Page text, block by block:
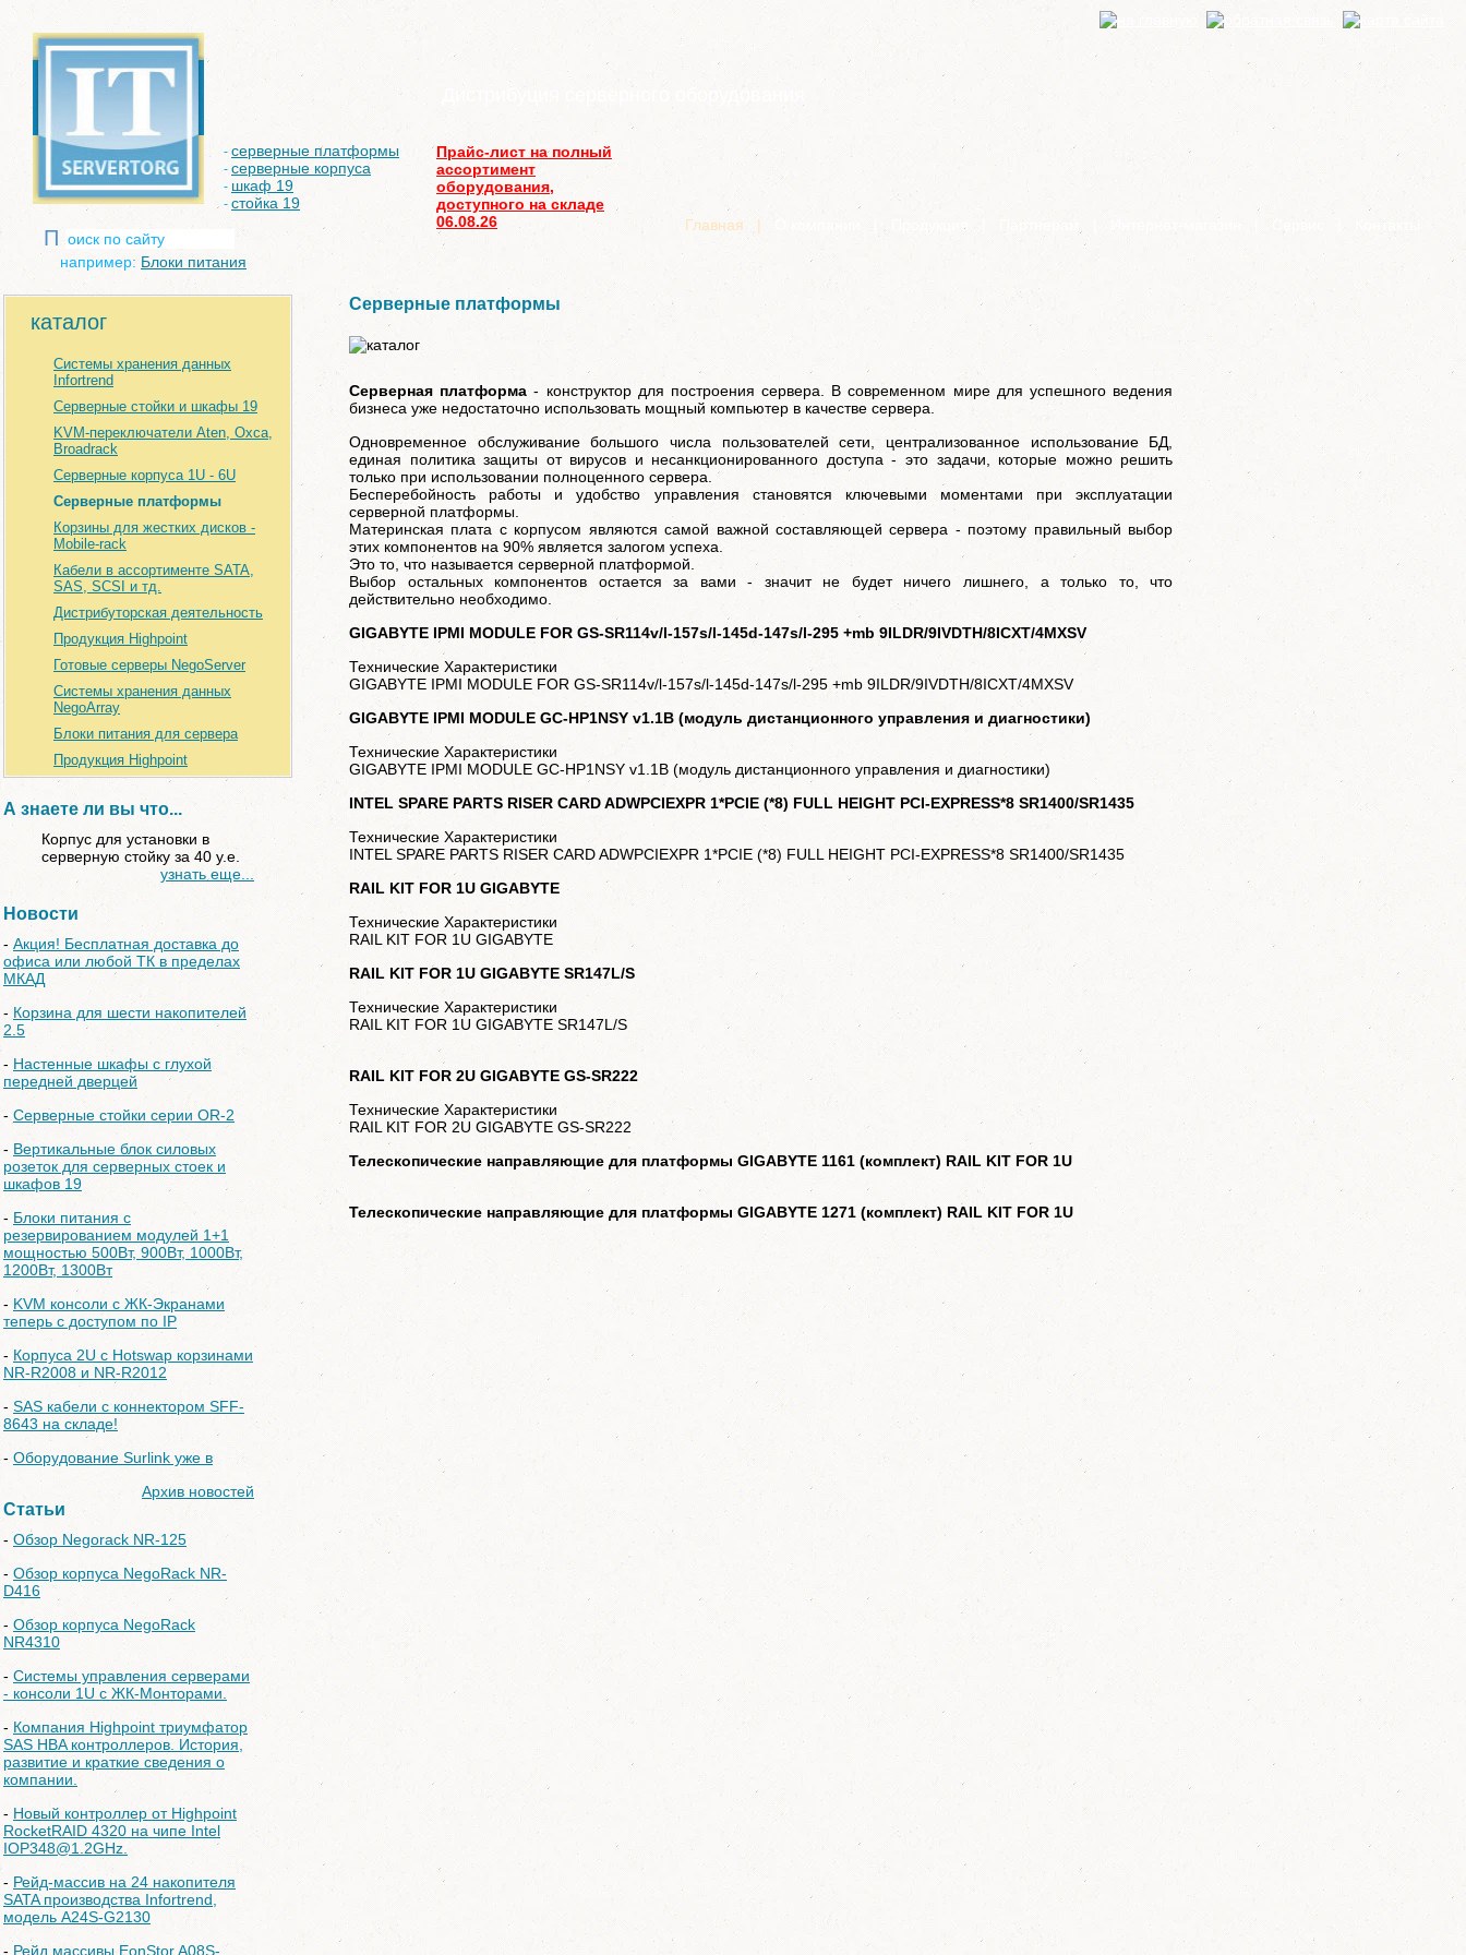
Дистрибуция серверного оборудования
- серверные платформы
- серверные корпуса
- шкаф 19
- стойка 19
Прайс-лист на полный
ассортимент
оборудования,
доступного на складе
06.08.26
П
например: Блоки питания
Главная | О компании Продукция
каталог
Системы хранения данных
Infortrend
Серверные стойки и шкафы 19
KVM-переключатели Aten, Oxca,
Broadrack
Серверные корпуса 1U - 6U
Серверные платформы
Корзины для жестких дисков -
Mobile-rack
Кабели в ассортименте SATA,
SAS, SCSI и тд.
Дистрибуторская деятельность
Продукция Highpoint
Готовые серверы NegoServer
Системы хранения данных
NegoArray
Блоки питания для сервера
Продукция Highpoint
А знаете ли вы что...
Корпус для установки в
серверную стойку за 40 у.е.
узнать еще...
Новости
- Акция! Бесплатная доставка до
офиса или любой ТК в пределах
МКАД
- Корзина для шести накопителей
2.5
- Настенные шкафы с глухой
передней дверцей
- Серверные стойки серии OR-2
- Вертикальные блок силовых
розеток для серверных стоек и
шкафов 19
- Блоки питания с
резервированием модулей 1+1
мощностью 500Вт, 900Вт, 1000Вт,
1200Вт, 1300Вт
- KVM консоли с ЖК-Экранами
теперь с доступом по IP
- Корпуса 2U с Hotswap корзинами
NR-R2008 и NR-R2012
- SAS кабели с коннектором SFF-
8643 на складе!
- Оборудование Surlink уже в
Архив новостей
Статьи
- Обзор Negorack NR-125
- Обзор корпуса NegoRack NR-
D416
- Обзор корпуса NegoRack
NR4310
- Системы управления серверами
- консоли 1U с ЖК-Монторами.
- Компания Highpoint триумфатор
SAS HBA контроллеров. История,
развитие и краткие сведения о
компании.
- Новый контроллер от Highpoint
RocketRAID 4320 на чипе Intel
IOP348@1.2GHz.
- Рейд-массив на 24 накопителя
SATA производства Infortrend,
модель A24S-G2130
- Рейд массивы EonStor A08S-
Серверные платформы
Серверная платформа - конструктор для построения сервера. В современном мире для успешного ведения
бизнеса уже недостаточно использовать мощный компьютер в качестве сервера.
Одновременное обслуживание большого числа пользователей сети, централизованное использование БД,
единая политика защиты от вирусов и несанкционированного доступа - это задачи, которые можно решить
только при использовании полноценного сервера.
Бесперебойность работы и удобство управления становятся ключевыми моментами при эксплуатации
серверной платформы.
Материнская плата с корпусом являются самой важной составляющей сервера - поэтому правильный выбор
этих компонентов на 90% является залогом успеха.
Это то, что называется серверной платформой.
Выбор остальных компонентов остается за вами - значит не будет ничего лишнего, а только то, что
действительно необходимо.
GIGABYTE IPMI MODULE FOR GS-SR114v/l-157s/l-145d-147s/l-295 +mb 9ILDR/9IVDTH/8ICXT/4MXSV
Технические Характеристики
GIGABYTE IPMI MODULE FOR GS-SR114v/l-157s/l-145d-147s/l-295 +mb 9ILDR/9IVDTH/8ICXT/4MXSV
GIGABYTE IPMI MODULE GC-HP1NSY v1.1B (модуль дистанционного управления и диагностики)
Технические Характеристики
GIGABYTE IPMI MODULE GC-HP1NSY v1.1B (модуль дистанционного управления и диагностики)
INTEL SPARE PARTS RISER CARD ADWPCIEXPR 1*PCIE (*8) FULL HEIGHT PCI-EXPRESS*8 SR1400/SR1435
Технические Характеристики
INTEL SPARE PARTS RISER CARD ADWPCIEXPR 1*PCIE (*8) FULL HEIGHT PCI-EXPRESS*8 SR1400/SR1435
RAIL KIT FOR 1U GIGABYTE
Технические Характеристики
RAIL KIT FOR 1U GIGABYTE
RAIL KIT FOR 1U GIGABYTE SR147L/S
Технические Характеристики
RAIL KIT FOR 1U GIGABYTE SR147L/S
RAIL KIT FOR 2U GIGABYTE GS-SR222
Технические Характеристики
RAIL KIT FOR 2U GIGABYTE GS-SR222
Телескопические направляющие для платформы GIGABYTE 1161 (комплект) RAIL KIT FOR 1U
Телескопические направляющие для платформы GIGABYTE 1271 (комплект) RAIL KIT FOR 1U